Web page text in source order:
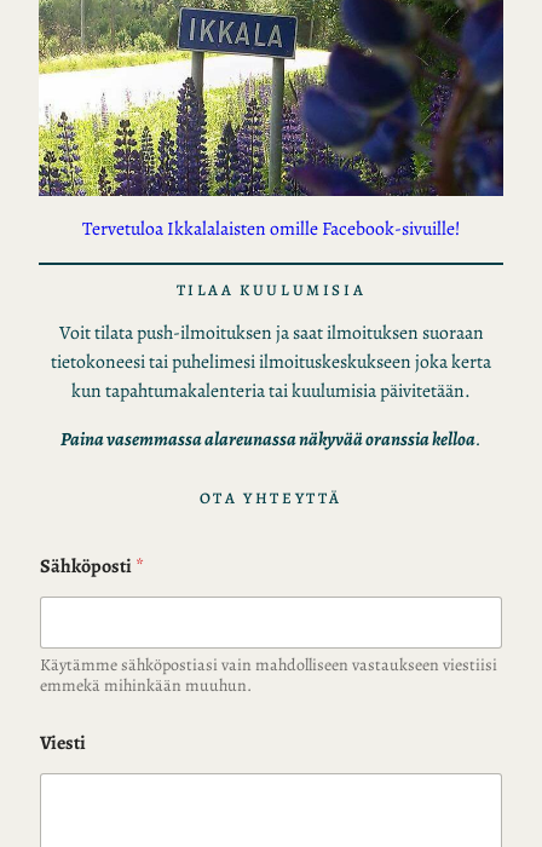
Tervetuloa Ikkalalaisten omille Facebook-sivuille!
TILAA KUULUMISIA
Voit tilata push-ilmoituksen ja saat ilmoituksen suoraan
tietokoneesi tai puhelimesi ilmoituskeskukseen joka kerta
kun tapahtumakalenteria tai kuulumisia päivitetään.
Paina vasemmassa alareunassa näkyvää oranssia kelloa.
OTA YHTEYTTÄ
Sähköposti*
Käytämme sähköpostiasi vain mahdolliseen vastaukseen viestiisi
emmekä mihinkään muuhun.
Viesti